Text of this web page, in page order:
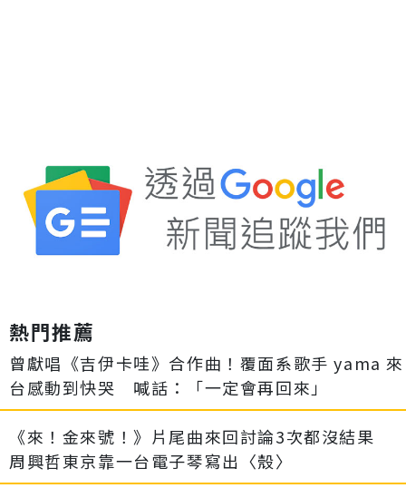
熱門推薦
曾獻唱《吉伊卡哇》合作曲！覆面系歌手 yama 來
台感動到快哭 喊話：「一定會再回來」
《來！金來號！》片尾曲來回討論3次都沒結果
周興哲東京靠一台電子琴寫出〈殼〉